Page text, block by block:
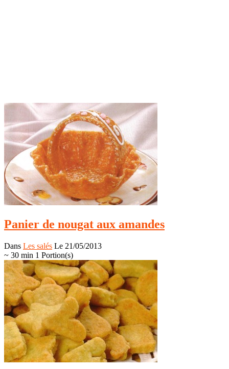
Panier de nougat aux amandes
Dans Les salés Le 21/05/2013
~ 30 min 1 Portion(s)